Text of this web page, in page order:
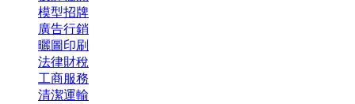
模型招牌
廣告行銷
曬圖印刷
法律財稅
工商服務
清潔運輸